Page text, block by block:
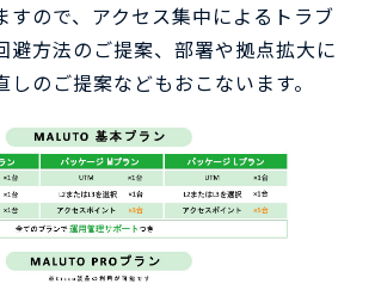
すので、アクセス集中によるトラブ
避方法のご提案、部署や拠点拡大に
のご提案などもおこないます。